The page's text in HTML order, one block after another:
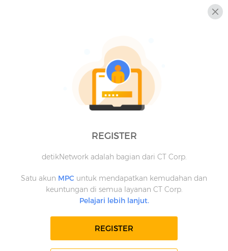
REGISTER
detikNetwork adalah bagian dari CT Corp.
Satu akun MPC untuk mendapatkan kemudahan dan
keuntungan di semua layanan CT Corp.
Pelajari lebih lanjut.
REGISTER